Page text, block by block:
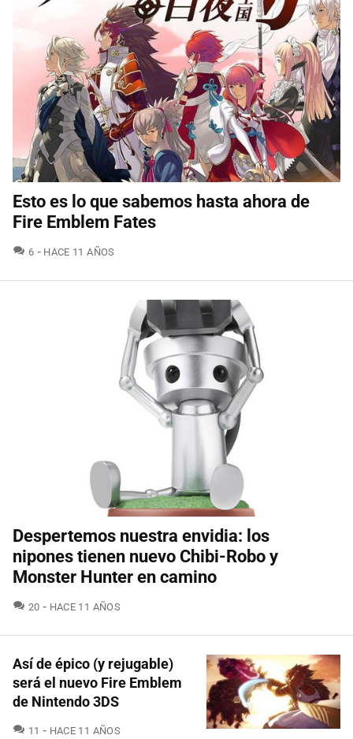
Esto es lo que sabemos hasta ahora de
Fire Emblem Fates
6 COMENTARIOS
HACE 11 AÑOS
Despertemos nuestra envidia: los
nipones tienen nuevo Chibi-Robo y
Monster Hunter en camino
20 COMENTARIOS
HACE 11 AÑOS
Así de épico (y rejugable)
será el nuevo Fire Emblem
de Nintendo 3DS
11 COMENTARIOS
HACE 11 AÑOS